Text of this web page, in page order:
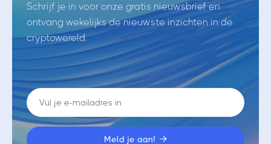
Schrijf je in voor onze gratis nieuwsbrief en
ontvang wekelijks de nieuwste inzichten in de
cryptowereld.
